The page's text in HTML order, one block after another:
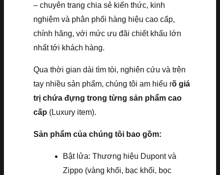
– chuyên trang chia sẻ kiến thức, kinh
nghiệm và phân phối hàng hiệu cao cấp,
chính hãng, với mức ưu đãi chiết khấu lớn
nhất tới khách hàng.
Qua thời gian dài tìm tòi, nghiên cứu và trên
tay nhiều sản phẩm, chúng tôi am hiểu rõ giá
trị chứa đựng trong từng sản phẩm cao
cấp (Luxury item).
Sản phẩm của chúng tôi bao gồm:
Bật lửa: Thương hiệu Dupont và
Zippo (vàng khối, bạc khối, bọc